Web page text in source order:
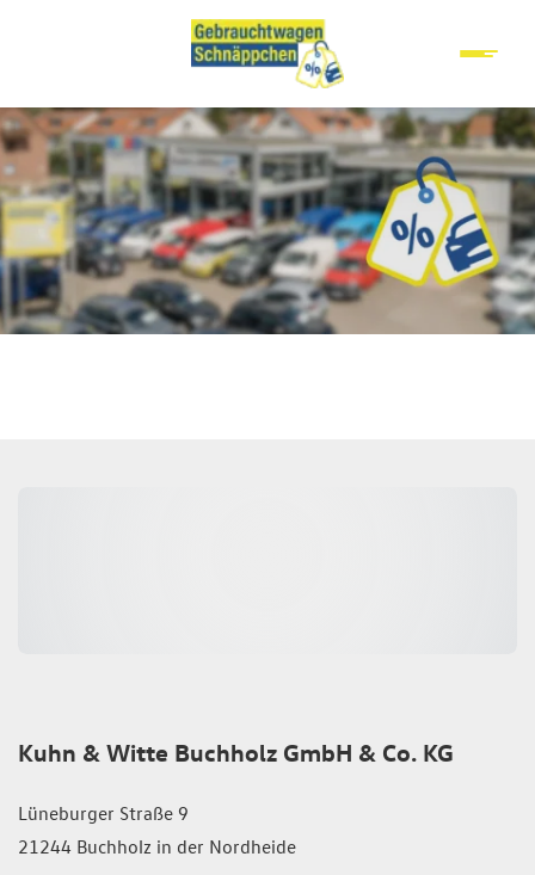
Kuhn & Witte Buchholz GmbH & Co. KG
Lüneburger Straße 9
21244 Buchholz in der Nordheide